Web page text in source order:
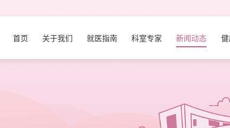
首页 关于我们 就医指南 科室专家 新闻动态